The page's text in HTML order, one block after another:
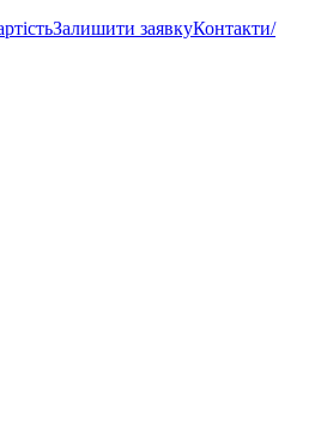
Залишити заявкуКонтакти/